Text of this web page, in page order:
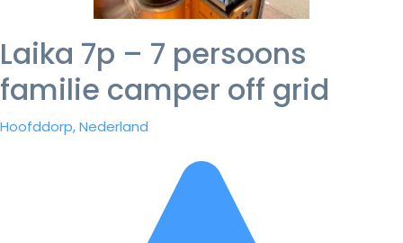
Laika 7p – 7 persoons
familie camper off grid
Hoofddorp, Nederland